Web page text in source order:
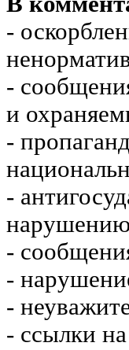
-
-
и
-
-
нарушению
-
-
-
- ссылки